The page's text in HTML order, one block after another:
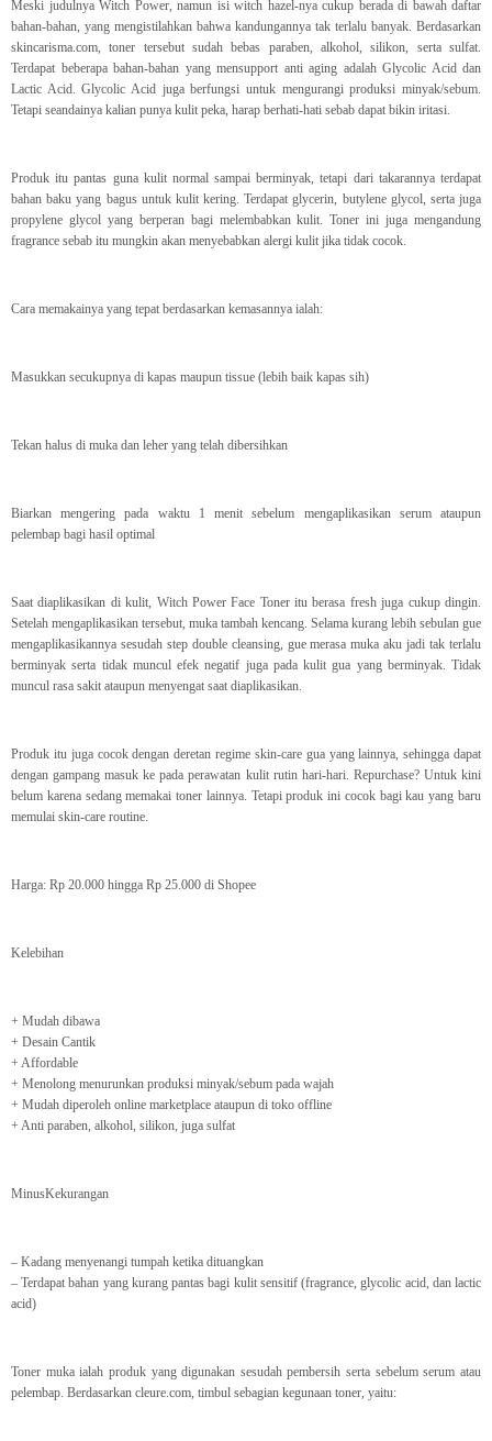
Meski judulnya Witch Power, namun isi witch hazel-nya cukup berada di bawah daftar
bahan-bahan, yang mengistilahkan bahwa kandungannya tak terlalu banyak. Berdasarkan
skincarisma.com, toner tersebut sudah bebas paraben, alkohol, silikon, serta sulfat.
Terdapat beberapa bahan-bahan yang mensupport anti aging adalah Glycolic Acid dan
Lactic Acid. Glycolic Acid juga berfungsi untuk mengurangi produksi minyak/sebum.
Tetapi seandainya kalian punya kulit peka, harap berhati-hati sebab dapat bikin iritasi.
Produk itu pantas guna kulit normal sampai berminyak, tetapi dari takarannya terdapat
bahan baku yang bagus untuk kulit kering. Terdapat glycerin, butylene glycol, serta juga
propylene glycol yang berperan bagi melembabkan kulit. Toner ini juga mengandung
fragrance sebab itu mungkin akan menyebabkan alergi kulit jika tidak cocok.
Cara memakainya yang tepat berdasarkan kemasannya ialah:
Masukkan secukupnya di kapas maupun tissue (lebih baik kapas sih)
Tekan halus di muka dan leher yang telah dibersihkan
Biarkan mengering pada waktu 1 menit sebelum mengaplikasikan serum ataupun
pelembap bagi hasil optimal
Saat diaplikasikan di kulit, Witch Power Face Toner itu berasa fresh juga cukup dingin.
Setelah mengaplikasikan tersebut, muka tambah kencang. Selama kurang lebih sebulan gue
mengaplikasikannya sesudah step double cleansing, gue merasa muka aku jadi tak terlalu
berminyak serta tidak muncul efek negatif juga pada kulit gua yang berminyak. Tidak
muncul rasa sakit ataupun menyengat saat diaplikasikan.
Produk itu juga cocok dengan deretan regime skin-care gua yang lainnya, sehingga dapat
dengan gampang masuk ke pada perawatan kulit rutin hari-hari. Repurchase? Untuk kini
belum karena sedang memakai toner lainnya. Tetapi produk ini cocok bagi kau yang baru
memulai skin-care routine.
Harga: Rp 20.000 hingga Rp 25.000 di Shopee
Kelebihan
+ Mudah dibawa
+ Desain Cantik
+ Affordable
+ Menolong menurunkan produksi minyak/sebum pada wajah
+ Mudah diperoleh online marketplace ataupun di toko offline
+ Anti paraben, alkohol, silikon, juga sulfat
MinusKekurangan
– Kadang menyenangi tumpah ketika dituangkan
– Terdapat bahan yang kurang pantas bagi kulit sensitif (fragrance, glycolic acid, dan lactic
acid)
Toner muka ialah produk yang digunakan sesudah pembersih serta sebelum serum atau
pelembap. Berdasarkan cleure.com, timbul sebagian kegunaan toner, yaitu: